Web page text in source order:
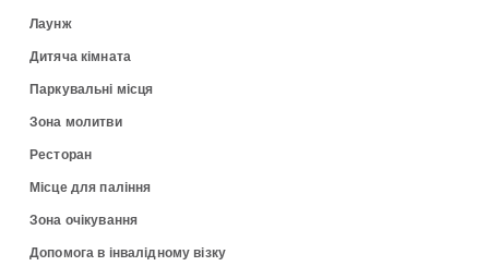
Лаунж
Дитяча кімната
Паркувальні місця
Зона молитви
Ресторан
Місце для паління
Зона очікування
Допомога в інвалідному візку